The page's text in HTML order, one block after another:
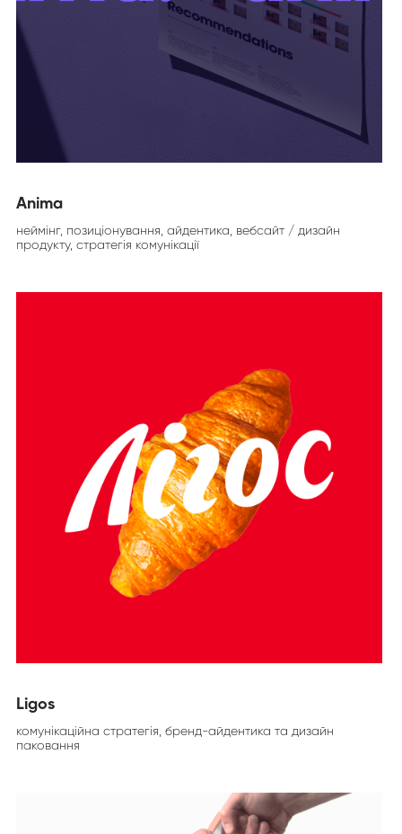
Anima
неймінг, позиціонування, айдентика, вебсайт / дизайн
продукту, стратегія комунікації
Ligos
комунікаційна стратегія, бренд-айдентика та дизайн
паковання